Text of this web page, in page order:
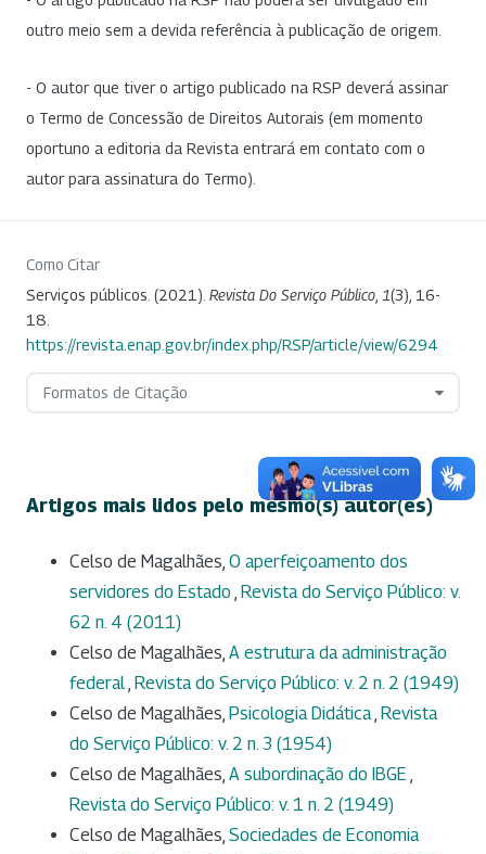
outro meio sem a devida referência à publicação de origem.
- O autor que tiver o artigo publicado na RSP deverá assinar
o Termo de Concessão de Direitos Autorais (em momento
oportuno a editoria da Revista entrará em contato com o
autor para assinatura do Termo).
Como Citar
Serviços públicos. (2021). Revista Do Serviço Público, 1(3), 16-
18.
https://revista.enap.gov.br/index.php/RSP/article/view/6294
Formatos de Citação
Artigos mais lidos pelo mesmo(s) autor(es)
Celso de Magalhães, O aperfeiçoamento dos
servidores do Estado , Revista do Serviço Público: v.
62 n. 4 (2011)
Celso de Magalhães, A estrutura da administração
federal, Revista do Serviço Público: v. 2 n. 2 (1949)
Celso de Magalhães, Psicologia Didática, Revista
do Serviço Público: v. 2 n. 3 (1954)
Celso de Magalhães, A subordinação do IBGE ,
Revista do Serviço Público: v. 1 n. 2 (1949)
Celso de Magalhães, Sociedades de Economia